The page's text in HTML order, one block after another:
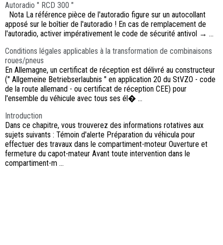
Autoradio " RCD 300 "
Nota La référence pièce de l'autoradio figure sur un autocollant
apposé sur le boîtier de l'autoradio ! En cas de remplacement de
l'autoradio, activer impérativement le code de sécurité antivol → ...
Conditions légales applicables à la transformation de combinaisons
roues/pneus
En Allemagne, un certificat de réception est délivré au constructeur
(" Allgemeine Betriebserlaubnis " en application 20 du StVZO - code
de la route allemand - ou certificat de réception CEE) pour
l'ensemble du véhicule avec tous ses él� ...
Introduction
Dans ce chapitre, vous trouverez des informations rotatives aux
sujets suivants : Témoin d'alerte Préparation du véhicula pour
effectuer des travaux dans le compartiment-moteur Ouverture et
fermeture du capot-mateur Avant toute intervention dans le
compartiment-m ...